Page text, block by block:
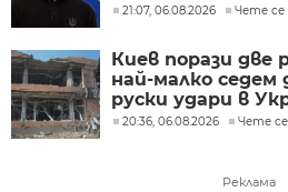
21:07, 06.08.2026 Чете се
Киев порази две
най-малко седем
руски удари в
20:36, 06.08.2026 Чете се
Реклама